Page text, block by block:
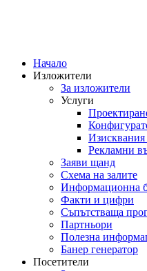
Начало
Изложители
За изложители
Услуги
Изисквания
Рекламни
Заяви щанд
Схема на залите
Информационна
Факти и цифри
Съпътстваща
Партньори
Полезна
Банер генератор
Посетители